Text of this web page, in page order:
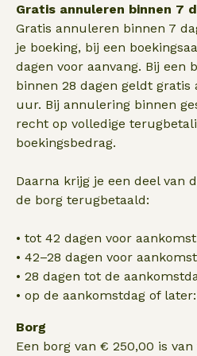
Gratis annuleren binnen 7
Gratis annuleren binnen 7
je boeking, bij een
dagen voor aanvang. Bij een
binnen 28 dagen geldt
uur. Bij annulering binnen
recht op volledige
boekingsbedrag.
Daarna krijg je een deel van
de borg terugbetaald:
• tot 42 dagen voor
• 42–28 dagen voor
• 28 dagen tot de
• op de aankomstdag of
Borg
Een borg van € 250,00 is